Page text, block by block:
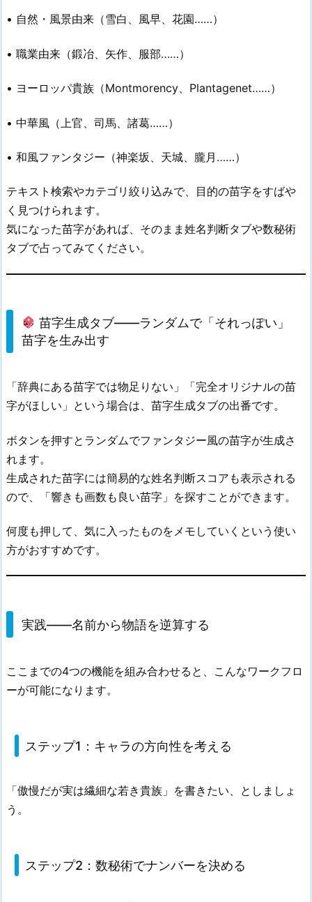
• 自然・風景由来（雪白、風早、花園……）
• 職業由来（鍛冶、矢作、服部……）
• ヨーロッパ貴族（Montmorency、Plantagenet……）
• 中華風（上官、司馬、諸葛……）
• 和風ファンタジー（神楽坂、天城、朧月……）
テキスト検索やカテゴリ絞り込みで、目的の苗字をすばや
く見つけられます。
気になった苗字があれば、そのまま姓名判断タブや数秘術
タブで占ってみてください。
苗字生成タブ——ランダムで「それっぽい」
苗字を生み出す
「辞典にある苗字では物足りない」「完全オリジナルの苗
字がほしい」という場合は、苗字生成タブの出番です。
ボタンを押すとランダムでファンタジー風の苗字が生成さ
れます。
生成された苗字には簡易的な姓名判断スコアも表示される
ので、「響きも画数も良い苗字」を探すことができます。
何度も押して、気に入ったものをメモしていくという使い
方がおすすめです。
実践——名前から物語を逆算する
ここまでの4つの機能を組み合わせると、こんなワークフロ
ーが可能になります。
ステップ1：キャラの方向性を考える
「傲慢だが実は繊細な若き貴族」を書きたい、としましょ
う。
ステップ2：数秘術でナンバーを決める